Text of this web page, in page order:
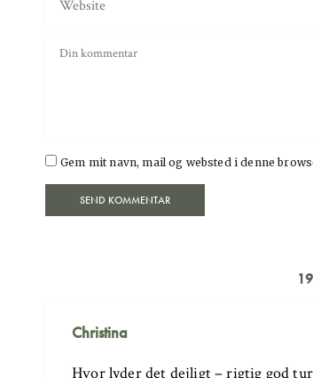
Gem mit navn, mail og websted i denne
Christina
Hvor lyder det dejligt – rigtig god